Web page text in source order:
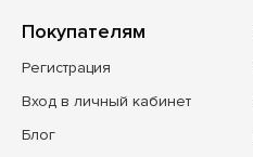
Покупателям
Регистрация
Вход в личный кабинет
Блог